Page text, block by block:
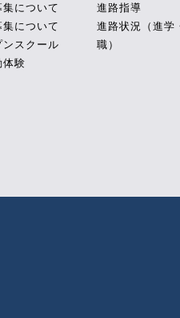
集について
集について
ンスクール
体験
進路指導
進路状況（進学
職）